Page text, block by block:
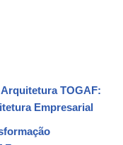
TOGAF:
Empresarial